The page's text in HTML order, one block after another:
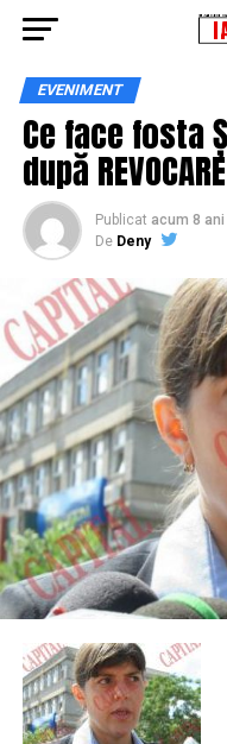
EVENIMENT
Ce face fosta
după
Publicat acum 8 ani
De Deny